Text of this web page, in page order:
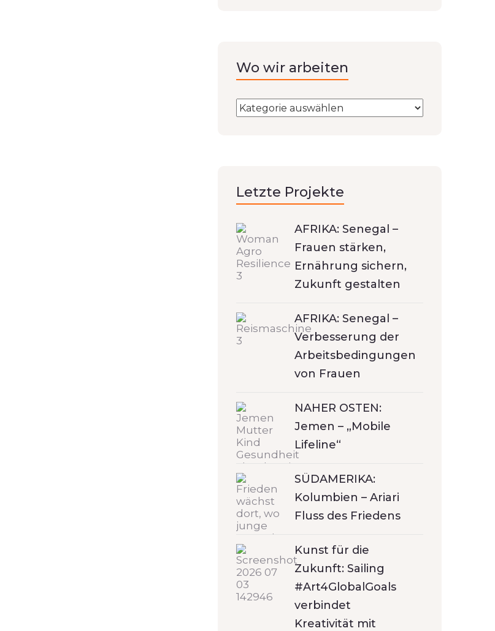
Wo wir arbeiten
Letzte Projekte
AFRIKA: Senegal –
Frauen stärken,
Ernährung sichern,
Zukunft gestalten
AFRIKA: Senegal –
Verbesserung der
Arbeitsbedingungen
von Frauen
NAHER OSTEN:
Jemen – „Mobile
Lifeline“
SÜDAMERIKA:
Kolumbien – Ariari
Fluss des Friedens
Kunst für die
Zukunft: Sailing
#Art4GlobalGoals
verbindet
Kreativität mit